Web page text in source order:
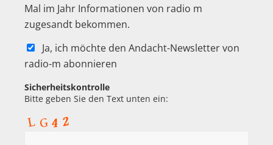
Mal im Jahr Informationen von radio m
zugesandt bekommen.
Ja, ich möchte den Andacht-Newsletter von
radio-m abonnieren
Sicherheitskontrolle
Bitte geben Sie den Text unten ein: